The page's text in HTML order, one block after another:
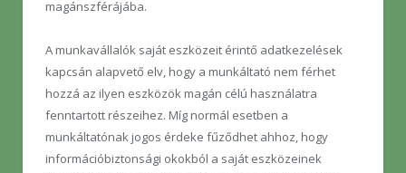
magánszférájába.
A munkavállalók saját eszközeit érintő adatkezelések
kapcsán alapvető elv, hogy a munkáltató nem férhet
hozzá az ilyen eszközök magán célú használatra
fenntartott részeihez. Míg normál esetben a
munkáltatónak jogos érdeke fűződhet ahhoz, hogy
információbiztonsági okokból a saját eszközeinek